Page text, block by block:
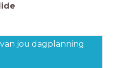
jou dagplanning